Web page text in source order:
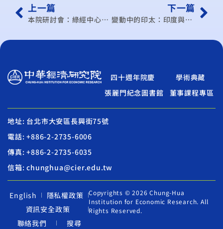
上一篇
本院研討會：綠經中心學術研討會
下一篇
變動中的印太：印度與臺灣深化合作之前景 (線上研討會)
四十週年院慶
學術典藏
張麗門紀念圖書館
董事課程專區
地址: 台北市大安區長興街75號
電話: +886-2-2735-6006
傳真: +886-2-2735-6035
信箱: chunghua@cier.edu.tw
English
隱私權政策
資訊安全政策
聯絡我們
搜尋
Copyrights © 2026 Chung-Hua
Institution for Economic Research. All
Rights Reserved.